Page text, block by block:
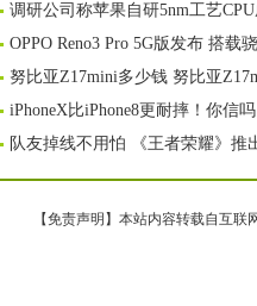
调研公司称苹果自研5nm工艺
OPPO Reno3 Pro 5G版发布 搭载
努比亚Z17mini多少钱 努比亚
iPhoneX比iPhone8更耐摔！你信吗
队友掉线不用怕 《王者荣耀》推
【免责声明】本站内容转载自互